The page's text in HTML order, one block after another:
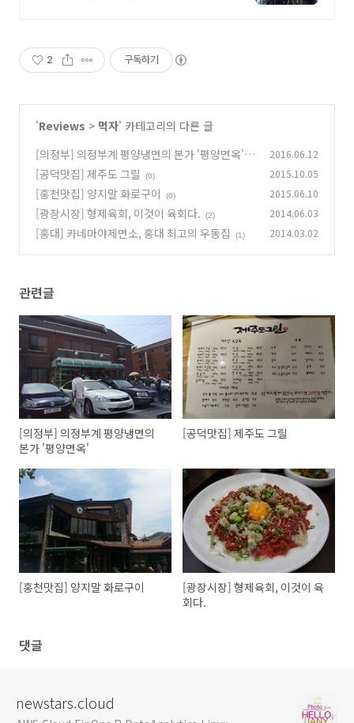
2 구독하기
'Reviews > 먹자' 카테고리의 다른 글
[의정부] 의정부계 평양냉면의 본가 '평양면옥'
(0)
2016.06.12
[공덕맛집] 제주도 그릴 (0) 2015.10.05
[홍천맛집] 양지말 화로구이 (0) 2015.06.10
[광장시장] 형제육회, 이것이 육회다. (2) 2014.06.03
[홍대] 카네마야제면소, 홍대 최고의 우동집 (1) 2014.03.02
관련글
[의정부] 의정부계 평양냉면의
본가 '평양면옥'
[공덕맛집] 제주도 그릴
[홍천맛집] 양지말 화로구이
[광장시장] 형제육회, 이것이 육
회다.
댓글
newstars.cloud